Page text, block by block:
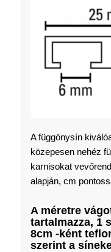
A függönysín
közepesen nehéz
karnisokat
alapján, cm
A méretre
tartalmazza, 1
8cm -ként
szerint a